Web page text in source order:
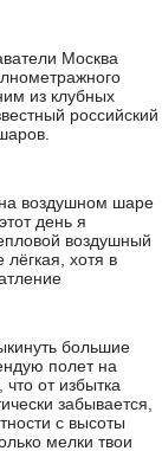
Москва
из клубных
российский
воздушном шаре
день я
воздушный
хотя в
большие
полет на
от избытка
забывается,
с высоты
мелки твои